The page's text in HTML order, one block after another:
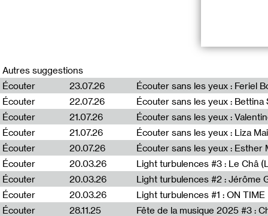
Conversation
Guillaume
qu’une simple
cherchent des
une relation
conçue
Palais de
Une émission
Réalisation :
Autres suggestions
Écouter
23.07.26
Écouter sans les yeux : Feriel
Écouter
22.07.26
Écouter sans les yeux : Bettina
Écouter
21.07.26
Écouter sans les yeux :
Écouter
21.07.26
Écouter sans les yeux : Liza
Écouter
20.07.26
Écouter sans les yeux : Esther
Écouter
20.03.26
Light turbulences #3 : Le Châ
Écouter
20.03.26
Écouter
20.03.26
Écouter
28.11.25
Fête de la musique 2025 #3 :